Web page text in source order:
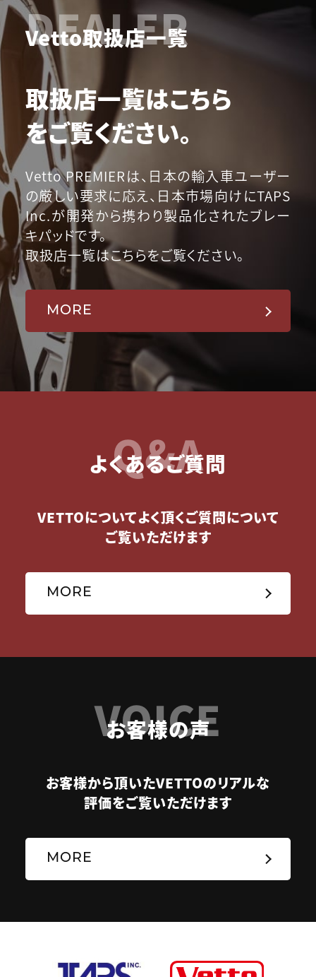
DEALER
Vetto取扱店一覧
取扱店一覧はこちら
をご覧ください。
Vetto PREMIERは、日本の輸入車ユーザー
の厳しい要求に応え、日本市場向けにTAPS
Inc.が開発から携わり製品化されたブレー
キパッドです。
取扱店一覧はこちらをご覧ください。
MORE
Q&A
よくあるご質問
VETTOについてよく頂くご質問について
ご覧いただけます
MORE
VOICE
お客様の声
お客様から頂いたVETTOのリアルな
評価をご覧いただけます
MORE